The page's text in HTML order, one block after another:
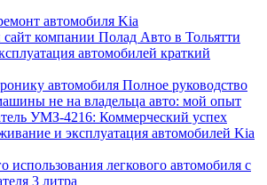
автомобиля Kia
компании Полад Авто в Тольятти
автомобилей краткий
автомобиля Полное руководство
не на владельца авто: мой опыт
УМЗ-4216: Коммерческий успех
и эксплуатация автомобилей Kia
использования легкового автомобиля с
3 литра